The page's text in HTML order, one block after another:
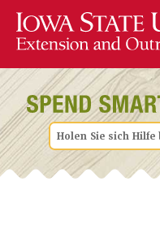
Holen Sie sich